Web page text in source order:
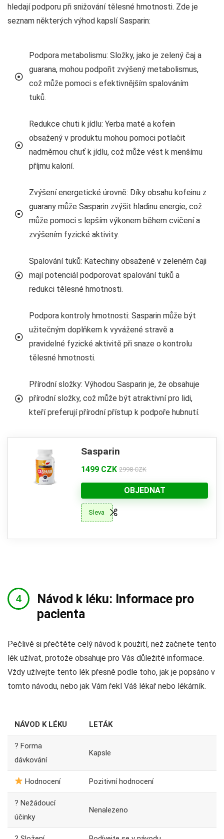
hledají podporu při snižování tělesné hmotnosti. Zde je
seznam některých výhod kapslí Sasparin:
Podpora metabolismu: Složky, jako je zelený čaj a
guarana, mohou podpořit zvýšený metabolismus,
což může pomoci s efektivnějším spalováním
tuků.
Redukce chuti k jídlu: Yerba maté a kofein
obsažený v produktu mohou pomoci potlačit
nadměrnou chuť k jídlu, což může vést k menšímu
příjmu kalorií.
Zvýšení energetické úrovně: Díky obsahu kofeinu z
guarany může Sasparin zvýšit hladinu energie, což
může pomoci s lepším výkonem během cvičení a
zvýšením fyzické aktivity.
Spalování tuků: Katechiny obsažené v zeleném čaji
mají potenciál podporovat spalování tuků a
redukci tělesné hmotnosti.
Podpora kontroly hmotnosti: Sasparin může být
užitečným doplňkem k vyvážené stravě a
pravidelné fyzické aktivitě při snaze o kontrolu
tělesné hmotnosti.
Přírodní složky: Výhodou Sasparin je, že obsahuje
přírodní složky, což může být atraktivní pro lidi,
kteří preferují přírodní přístup k podpoře hubnutí.
Sasparin
1499 CZK 2998 CZK
OBJEDNAT
Sleva
Návod k léku: Informace pro
pacienta
Pečlivě si přečtěte celý návod k použití, než začnete tento
lék užívat, protože obsahuje pro Vás důležité informace.
Vždy užívejte tento lék přesně podle toho, jak je popsáno v
tomto návodu, nebo jak Vám řekl Váš lékař nebo lékárník.
NÁVOD K LÉKU LETÁK
? Forma
dávkování
Kapsle
Hodnocení Pozitivní hodnocení
? Nežádoucí
účinky
Nenalezeno